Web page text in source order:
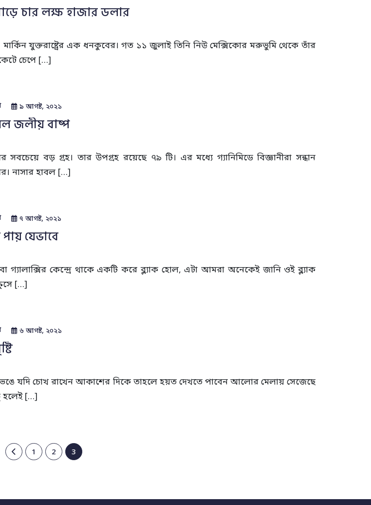
চার লক্ষ হাজার ডলার
মার্কিন যুক্তরাষ্ট্রের এক ধনকুবের। গত ১১ জুলাই তিনি নিউ মেক্সিকোর মরুভুমি থেকে তাঁর
চেপে […]
৯ আগষ্ট, ২০২১
জলীয় বাষ্প
সবচেয়ে বড় গ্রহ। তার উপগ্রহ রয়েছে ৭৯ টি। এর মধ্যে গ্যানিমিডে বিজ্ঞানীরা সন্ধান
নাসার হাবল […]
৭ আগষ্ট, ২০২১
যেভাবে
গ্যালাক্সির কেন্দ্রে থাকে একটি করে ব্ল্যাক হোল, এটা আমরা অনেকেই জানি ওই ব্ল্যাক
[…]
৬ আগষ্ট, ২০২১
যদি চোখ রাখেন আকাশের দিকে তাহলে হয়ত দেখতে পাবেন আলোর মেলায় সেজেছে
হলেই […]
1 2 3